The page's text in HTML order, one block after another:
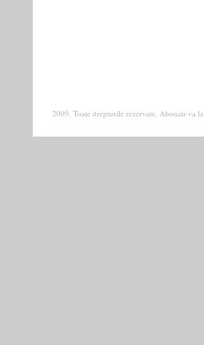
2009. Toate drepturile rezervate. Abonati-va la